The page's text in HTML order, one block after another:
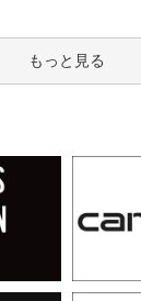
もっと見る